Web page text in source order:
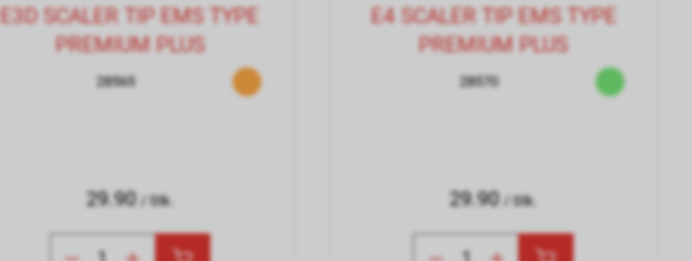
E3D SCALER TIP EMS TYPE
PREMIUM PLUS
28565
29.90 / Stk.
E4 SCALER TIP EMS TYPE
PREMIUM PLUS
28570
29.90 / Stk.